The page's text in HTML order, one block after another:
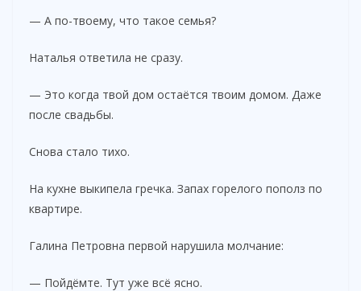
— А по-твоему, что такое семья?
Наталья ответила не сразу.
— Это когда твой дом остаётся твоим домом. Даже
после свадьбы.
Снова стало тихо.
На кухне выкипела гречка. Запах горелого пополз по
квартире.
Галина Петровна первой нарушила молчание:
— Пойдёмте. Тут уже всё ясно.